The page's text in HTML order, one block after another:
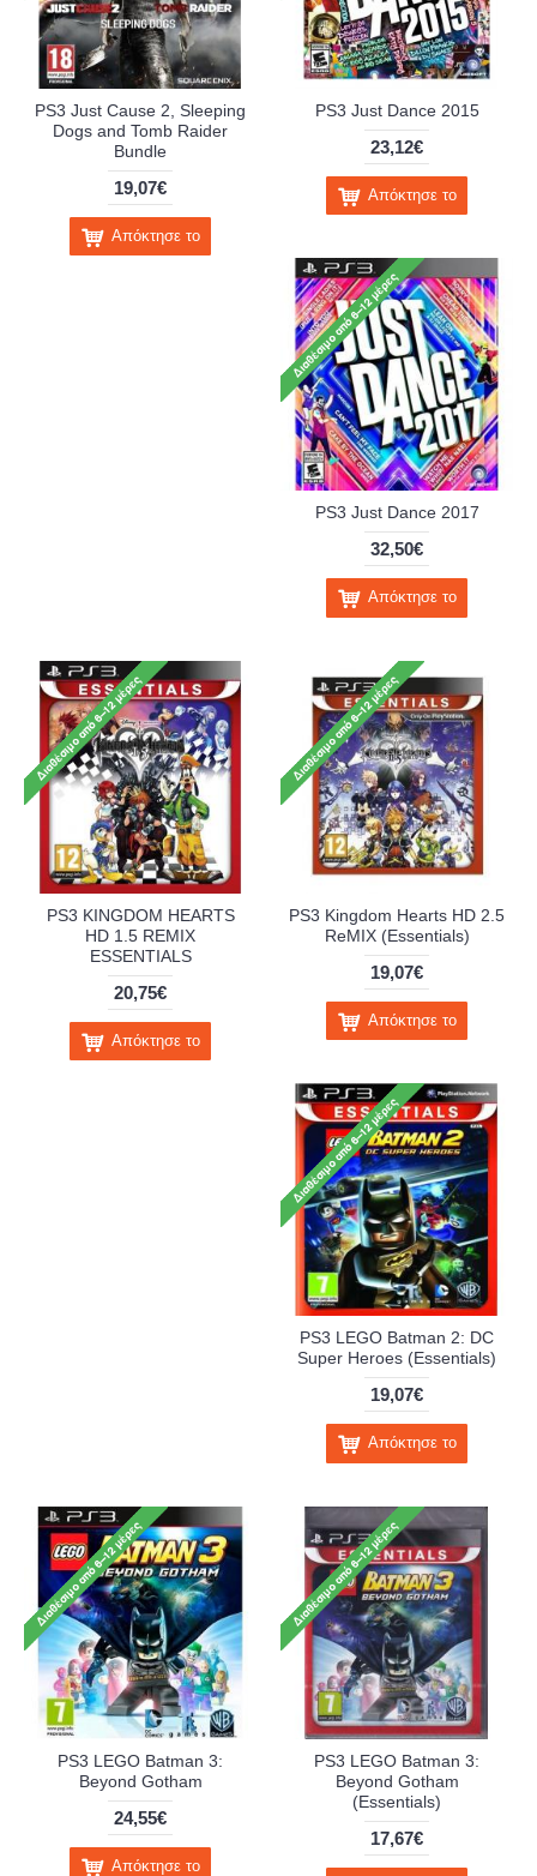
PS3 Just Cause 2, Sleeping
Dogs and Tomb Raider
Bundle
19,07€
Απόκτησε το
PS3 Just Dance 2015
23,12€
Απόκτησε το
PS3 Just Dance 2017
32,50€
Απόκτησε το
PS3 KINGDOM HEARTS
HD 1.5 REMIX
ESSENTIALS
20,75€
Απόκτησε το
PS3 Kingdom Hearts HD 2.5
ReMIX (Essentials)
19,07€
Απόκτησε το
PS3 LEGO Batman 2: DC
Super Heroes (Essentials)
19,07€
Απόκτησε το
PS3 LEGO Batman 3:
Beyond Gotham
24,55€
Απόκτησε το
PS3 LEGO Batman 3:
Beyond Gotham
(Essentials)
17,67€